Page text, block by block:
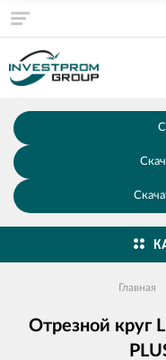
Главная
Отрезной круг